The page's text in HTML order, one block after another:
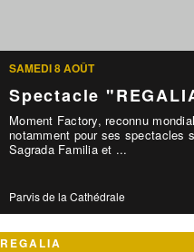
SAMEDI 8 AOÛT
Spectacle
Moment Factory, reconnu
notamment pour ses spectacles
Sagrada Familia et ...
Parvis de la Cathédrale
REGALIA